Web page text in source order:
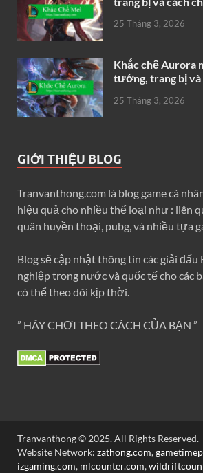
25 Tháng 3, 2026
Khắc chế Aurora
tướng, trang bị và
25 Tháng 3, 2026
GIỚI THIỆU BLOG
Tranvanthong.com là blog game cá
hiệu quả cho nhiều thể loại như : liên
quân huyền thoại, pubg, và nhiều tựa
Blog sẽ cập nhật thông tin các giải đấu
nghiệp trong nước và quốc tế cho các
có thể theo dõi kịp thời.
” HÃY CHƠI THEO CÁCH CỦA BẠN ”
Tranvanthong © 2025. All Rights Reserved.
Website Network: zathong.com,
izgaming.com, mlcounter.com,